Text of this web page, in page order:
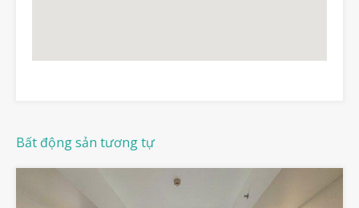
Bất động sản tương tự